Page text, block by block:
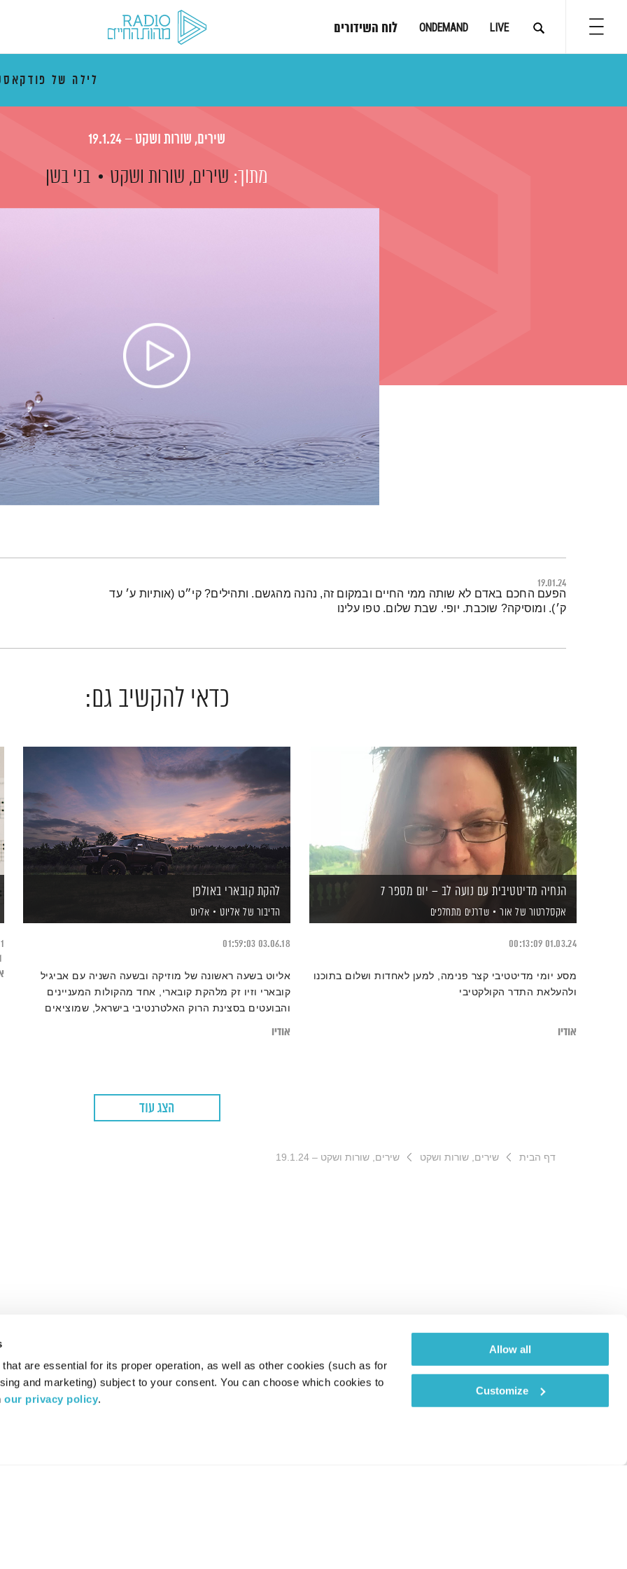
are essential for its proper operation, as well as other cookies (such as for
and marketing) subject to your consent. You can choose which cookies to
our privacy policy.
Allow all
Customize
LIVE
ONDEMAND לוח השידורים
לילה של
שירים, שורות ושקט – 19.1.24
מתוך: שירים, שורות ושקט בני בשן
19.01.24
תמצית הפודקאסט
הפעם החכם באדם לא שותה ממי החיים ובמקום זה, נהנה מהגשם. ותהילים? קי״ט (אותיות ע׳ עד
ק׳). ומוסיקה? שוכבת. יופי. שבת שלום. טפו עלינו
כדאי להקשיב גם:
הנחיה מדיטטיבית עם נועה לב – יום מספר 7
אקסלרטור של אור שדרנים מתחלפים
01.03.24
00:13:09
מסע יומי מדיטטיבי קצר פנימה, למען לאחדות ושלום בתוכנו
ולהעלאת התדר הקולקטיבי
אודיו
להקת קובארי באולפן
הדיבור של אליוט אליוט
03.06.18
01:59:03
אליוט בשעה ראשונה של מוזיקה ובשעה השניה עם אביגיל
קובארי וזיו זק מלהקת קובארי, אחד מהקולות המעניינים
והבועטים בסצינת הרוק האלטרנטיבי בישראל, שמוציאים
אודיו
הצג עוד
דף הבית שירים, שורות ושקט שירים, שורות ושקט – 19.1.24